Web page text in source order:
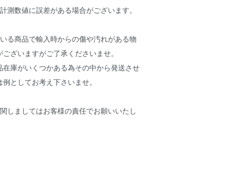
測数値に誤差がある場合がございます。
る商品で輸入時からの傷や汚れがある物
ざいますがご了承くださいませ。
在庫がいくつかある為その中から発送させ
としてお考え下さいませ。
しましてはお客様の責任でお願いいたし